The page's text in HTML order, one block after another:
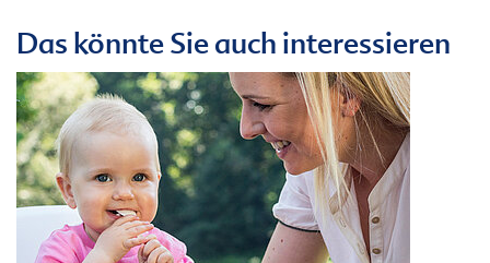
Das könnte Sie auch interessieren